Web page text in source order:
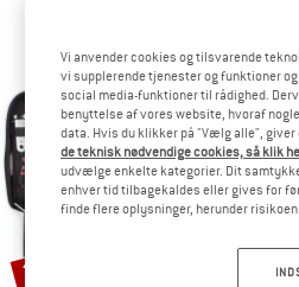
Rabat
20%
Vi anvender cookies og tilsvarende
vi supplerende tjenester og funktioner
social media-funktioner til rådighed.
benyttelse af vores website, hvoraf
data. Hvis du klikker på "Vælg alle",
de teknisk nødvendige cookies, så klik
udvælge enkelte kategorier. Dit
enhver tid tilbagekaldes eller gives for
finde flere oplysninger, herunder